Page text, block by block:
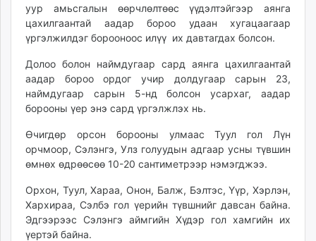
fact.mn
itoim.mn
shuum.mn
times.mn
tvmongolia.mn
unegui.mn
assa.mn
toim.mn
tac.mn
paparazzi.mn
unread.today
уур амьсгалын өөрчлөлтөөс үүдэлтэйгээр аянга
цахилгаантай аадар бороо удаан хугацаагаар
үргэлжилдэг борооноос илүү их давтагдах болсон.
Долоо болон наймдугаар сард аянга цахилгаантай
аадар бороо ордог учир долдугаар сарын 23,
наймдугаар сарын 5-нд болсон усархаг, аадар
борооны үер энэ сард үргэлжлэх нь.
Өчигдөр орсон борооны улмаас Туул гол Лүн
орчмоор, Сэлэнгэ, Улз голуудын адгаар усны түвшин
өмнөх өдрөөсөө 10-20 сантиметрээр нэмэгджээ.
Орхон, Туул, Хараа, Онон, Балж, Бэлтэс, Үүр, Хэрлэн,
Хархираа, Сэлбэ гол үерийн түвшнийг давсан байна.
Эдгээрээс Сэлэнгэ аймгийн Хүдэр гол хамгийн их
үертэй байна.